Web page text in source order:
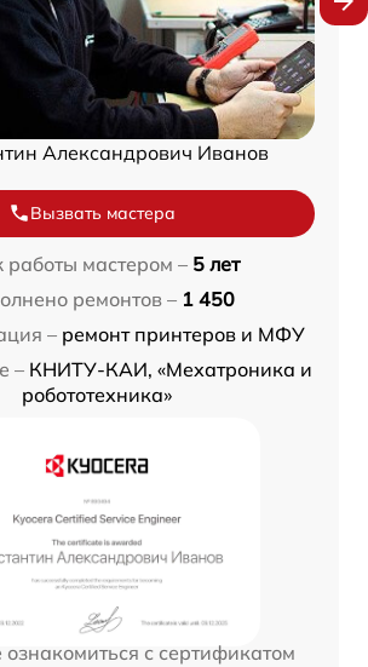
Александрович Иванов
Вызвать мастера
работы мастером – 5 лет
ремонтов – 1 450
– ремонт принтеров и МФУ
– КНИТУ-КАИ, «Мехатроника и
робототехника»
с сертификатом